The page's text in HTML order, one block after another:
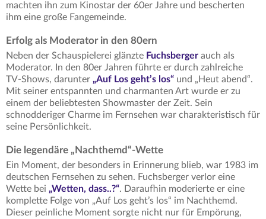
machten ihn zum Kinostar der 60er Jahre und bescherten
ihm eine große Fangemeinde.
Erfolg als Moderator in den 80ern
Neben der Schauspielerei glänzte Fuchsberger auch als
Moderator. In den 80er Jahren führte er durch zahlreiche
TV-Shows, darunter „Auf Los geht’s los“ und „Heut abend“.
Mit seiner entspannten und charmanten Art wurde er zu
einem der beliebtesten Showmaster der Zeit. Sein
schnodderiger Charme im Fernsehen war charakteristisch für
seine Persönlichkeit.
Die legendäre „Nachthemd“-Wette
Ein Moment, der besonders in Erinnerung blieb, war 1983 im
deutschen Fernsehen zu sehen. Fuchsberger verlor eine
Wette bei „Wetten, dass..?“. Daraufhin moderierte er eine
komplette Folge von „Auf Los geht’s los“ im Nachthemd.
Dieser peinliche Moment sorgte nicht nur für Empörung,